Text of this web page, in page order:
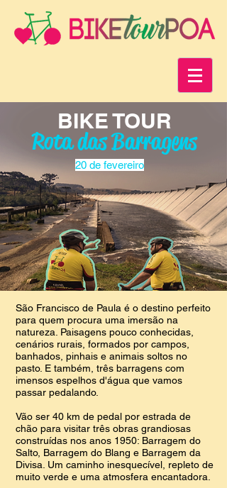
BIKE TOUR
Rota das Barragens
20 de fevereiro
São Francisco de Paula é o destino perfeito
para quem procura uma imersão na
natureza. Paisagens pouco conhecidas,
cenários rurais, formados por campos,
banhados, pinhais e animais soltos no
pasto. E também, três barragens com
imensos espelhos d'água que vamos
passar pedalando.
Vão ser 40 km de pedal por estrada de
chão para visitar três obras grandiosas
construídas nos anos 1950: Barragem do
Salto, Barragem do Blang e Barragem da
Divisa. Um caminho inesquecível, repleto de
muito verde e uma atmosfera encantadora.